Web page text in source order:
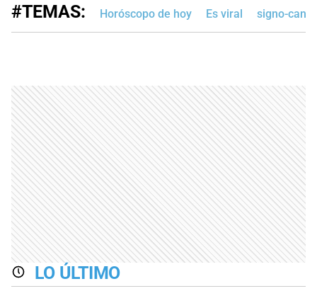
#TEMAS: Horóscopo de hoy Es viral signo-
LO ÚLTIMO